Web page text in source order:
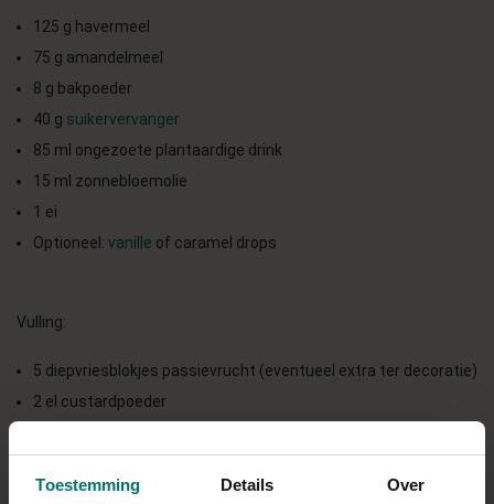
Toestemming Details Over
125 g havermeel
75 g amandelmeel
8 g bakpoeder
40 g suikervervanger
85 ml ongezoete plantaardige drink
15 ml zonnebloemolie
1 ei
Optioneel: vanille of caramel drops
Vulling:
5 diepvriesblokjes passievrucht (eventueel extra ter decoratie)
2 el custardpoeder
150 ml ongezoete melk